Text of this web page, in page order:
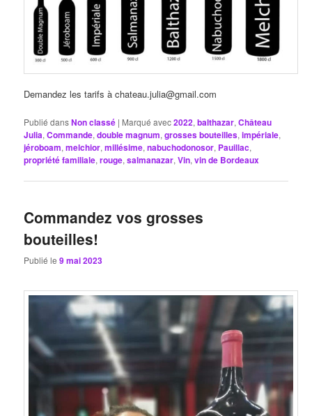
Demandez les tarifs à chateau.julia@gmail.com
Publié dansNon classé | Marqué avec2022,balthazar,Château
Julia,Commande,double magnum,grosses bouteilles,impériale,
jéroboam,melchior,millésime,nabuchodonosor, Pauillac,
propriété familiale,rouge,salmanazar,Vin,vin de Bordeaux
Commandez vos grosses
bouteilles!
Publié le9 mai 2023